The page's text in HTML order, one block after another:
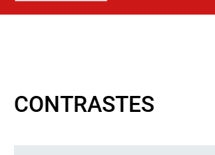
CONTRASTES